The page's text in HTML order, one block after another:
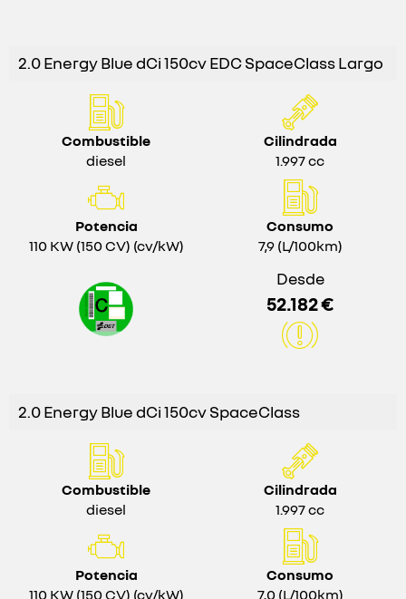
2.0 Energy Blue dCi 150cv EDC SpaceClass Largo
Combustible
diesel
Cilindrada
1.997 cc
Potencia
110 KW (150 CV) (cv/kW)
Consumo
7,9 (L/100km)
Desde
52.182 €
2.0 Energy Blue dCi 150cv SpaceClass
Combustible
diesel
Cilindrada
1.997 cc
Potencia
110 KW (150 CV) (cv/kW)
Consumo
7,0 (L/100km)